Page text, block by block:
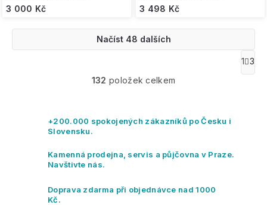
3 000 Kč 3 498 Kč
l
a
p
k
y
Načíst 48 dalších
t
1
3
132 položek celkem
+200.000 spokojených zákazníků po Česku i
Slovensku.
Kamenná prodejna, servis a půjčovna v Praze.
Navštivte nás.
Doprava zdarma při objednávce nad 1000
Kč.